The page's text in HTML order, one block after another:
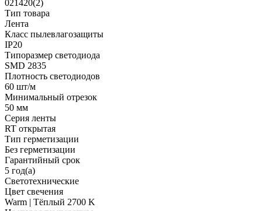
021420(2)
Тип товара
Лента
Класс пылевлагозащиты
IP20
Типоразмер светодиода
SMD 2835
Плотность светодиодов
60 шт/м
Минимальный отрезок
50 мм
Серия ленты
RT открытая
Тип герметизации
Без герметизации
Гарантийный срок
5 год(а)
Светотехнические
Цвет свечения
Warm | Тёплый 2700 K